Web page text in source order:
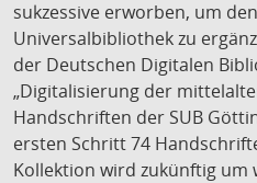
sukzessive erworben, um
Universalbibliothek zu
der Deutschen Digitalen
„Digitalisierung der
Handschriften der SUB
ersten Schritt 74
Kollektion wird zukünftig